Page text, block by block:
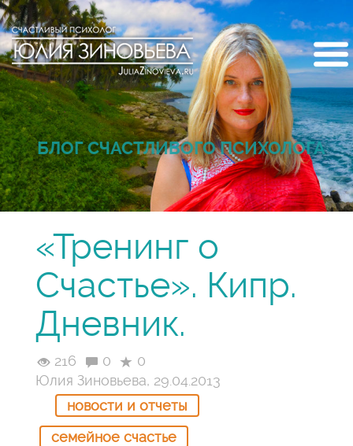
БЛОГ СЧАСТЛИВОГО ПСИХОЛОГА
«Тренинг о
Счастье». Кипр.
Дневник.
216 0
0
Юлия Зиновьева, 29.04.2013
новости и отчеты
семейное счастье